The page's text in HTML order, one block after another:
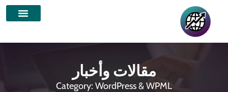
مقالات وأخبار
Category: WordPress & WPML